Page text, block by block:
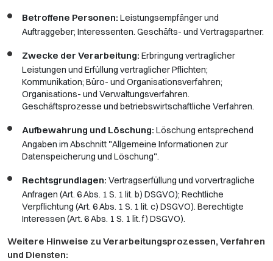
Betroffene Personen: Leistungsempfänger und
Auftraggeber; Interessenten. Geschäfts- und Vertragspartner.
Zwecke der Verarbeitung: Erbringung vertraglicher
Leistungen und Erfüllung vertraglicher Pflichten;
Kommunikation; Büro- und Organisationsverfahren;
Organisations- und Verwaltungsverfahren.
Geschäftsprozesse und betriebswirtschaftliche Verfahren.
Aufbewahrung und Löschung: Löschung entsprechend
Angaben im Abschnitt "Allgemeine Informationen zur
Datenspeicherung und Löschung".
Rechtsgrundlagen: Vertragserfüllung und vorvertragliche
Anfragen (Art. 6 Abs. 1 S. 1 lit. b) DSGVO); Rechtliche
Verpflichtung (Art. 6 Abs. 1 S. 1 lit. c) DSGVO). Berechtigte
Interessen (Art. 6 Abs. 1 S. 1 lit. f) DSGVO).
Weitere Hinweise zu Verarbeitungsprozessen, Verfahren
und Diensten: